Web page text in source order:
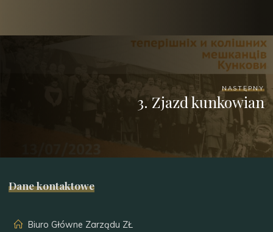
NASTĘPNY
3. Zjazd kunkowian
Dane kontaktowe
Biuro Główne Zarządu ZŁ